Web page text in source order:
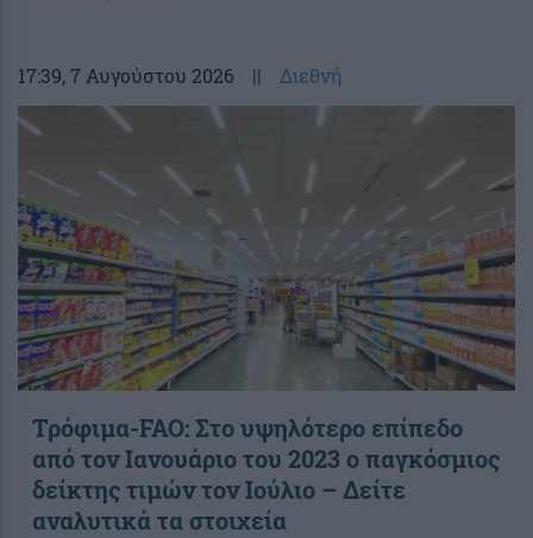
17:39, 7 Αυγούστου 2026 || Διεθνή
Τρόφιμα-FAO: Στο υψηλότερο επίπεδο
από τον Ιανουάριο του 2023 o παγκόσμιος
δείκτης τιμών τον Ιούλιο – Δείτε
αναλυτικά τα στοιχεία